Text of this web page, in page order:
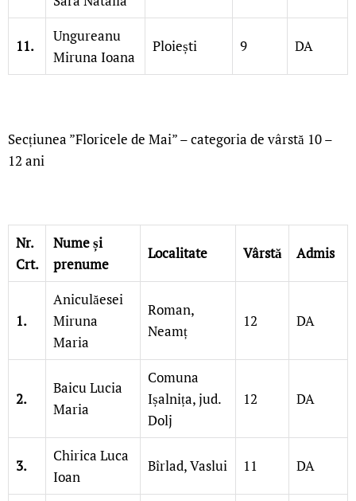
11.
Ungureanu
Miruna Ioana
Ploiești 9 DA
Secțiunea ”Floricele de Mai” – categoria de vârstă 10 –
12 ani
Nr.
Crt.
Nume și
prenume
Localitate Vârstă Admis
1.
Aniculăesei
Miruna
Maria
Roman,
Neamț
12 DA
2.
Baicu Lucia
Maria
Comuna
Ișalnița, jud.
Dolj
12 DA
3.
Chirica Luca
Ioan
Bîrlad, Vaslui 11 DA